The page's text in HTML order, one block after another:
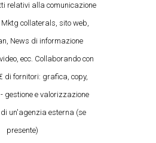
relativi alla comunicazione
collaterals, sito web,
News di informazione
ecc. Collaborando con
di fornitori: grafica, copy,
gestione e valorizzazione
un'agenzia esterna (se
presente)